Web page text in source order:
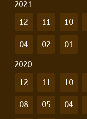
2021
12 11 10
04 02 01
2020
12 11 10
08 05 04